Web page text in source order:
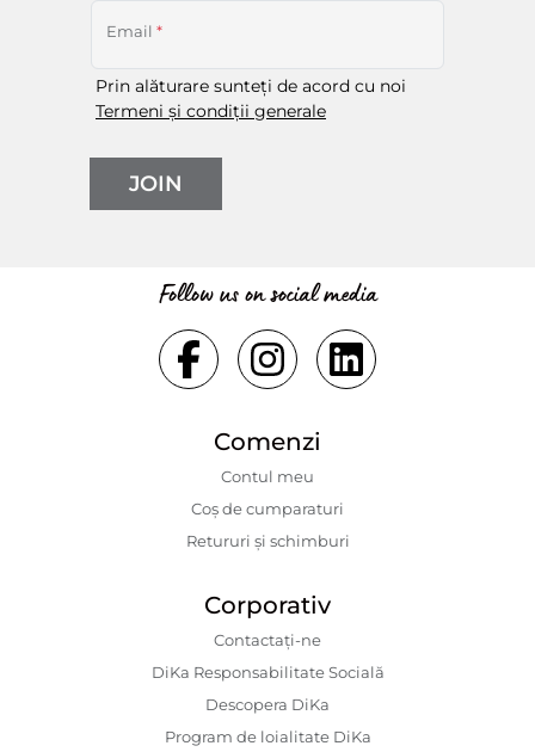
Email *
Prin alăturare sunteți de acord cu noi
Termeni și condiții generale
JOIN
Follow us on social media
Comenzi
Contul meu
Coș de cumparaturi
Retururi și schimburi
Corporativ
Contactaţi-ne
DiKa Responsabilitate Socială
Descopera DiKa
Program de loialitate DiKa